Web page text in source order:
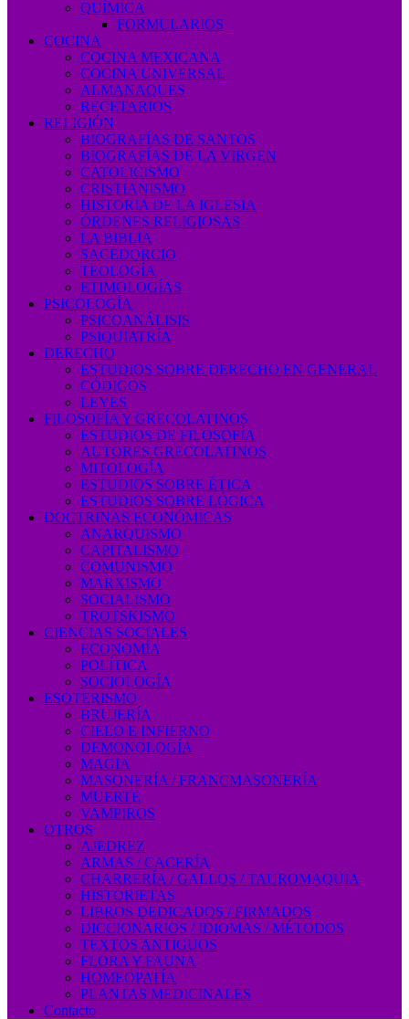
QUÍMICA
FORMULARIOS
COCINA
COCINA MEXICANA
COCINA UNIVERSAL
ALMANAQUES
RECETARIOS
RELIGIÓN
BIOGRAFÍAS DE SANTOS
BIOGRAFÍAS DE LA VIRGEN
CATOLICISMO
CRISTIANISMO
HISTORIA DE LA IGLESIA
ÓRDENES RELIGIOSAS
LA BIBLIA
SACEDORCIO
TEOLOGÍA
ETIMOLOGÍAS
PSICOLOGÍA
PSICOANÁLISIS
PSIQUIATRÍA
DERECHO
ESTUDIOS SOBRE DERECHO EN GENERAL
CÓDIGOS
LEYES
FILOSOFÍA Y GRECOLATINOS
ESTUDIOS DE FILOSOFÍA
AUTORES GRECOLATINOS
MITOLOGÍA
ESTUDIOS SOBRE ÉTICA
ESTUDIOS SOBRE LÓGICA
DOCTRINAS ECONÓMICAS
ANARQUISMO
CAPITALISMO
COMUNISMO
MARXISMO
SOCIALISMO
TROTSKISMO
CIENCIAS SOCIALES
ECONOMÍA
POLÍTICA
SOCIOLOGÍA
ESOTERISMO
BRUJERÍA
CIELO E INFIERNO
DEMONOLOGÍA
MAGIA
MASONERÍA / FRANCMASONERÍA
MUERTE
VAMPIROS
OTROS
AJEDREZ
ARMAS / CACERÍA
CHARRERÍA / GALLOS / TAUROMAQUIA
HISTORIETAS
LIBROS DEDICADOS / FIRMADOS
DICCIONARIOS / IDIOMAS / MÉTODOS
TEXTOS ANTIGUOS
FLORA Y FAUNA
HOMEOPATÍA
PLANTAS MEDICINALES
Contacto